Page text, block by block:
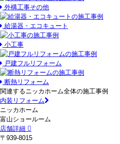
外構工事その他
給湯器・エコキュート
小工事
戸建フルリフォーム
断熱リフォーム
関連するニッカホーム全体の施工事例
内装リフォーム
ニッカホーム
富山ショールーム
店舗詳細
〒939-8015